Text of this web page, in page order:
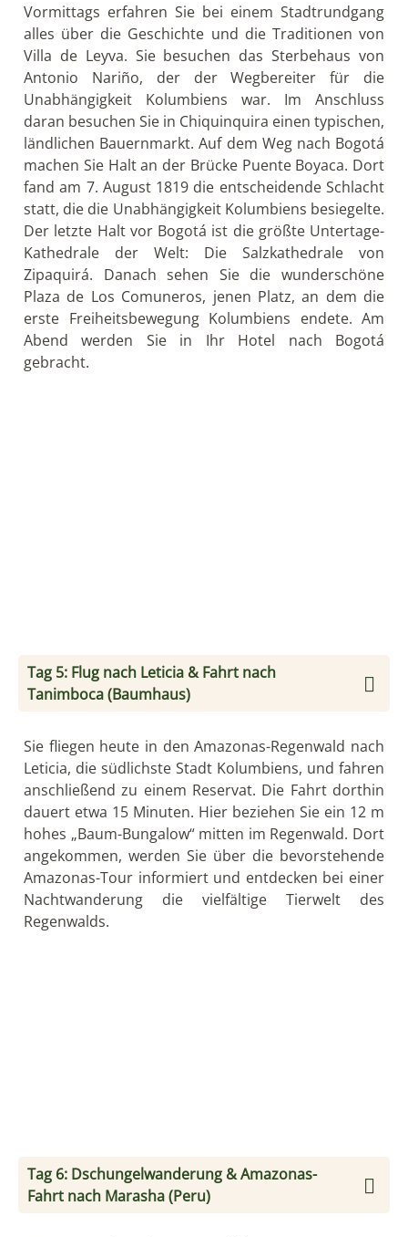
Vormittags erfahren Sie bei einem Stadtrundgang
alles über die Geschichte und die Traditionen von
Villa de Leyva. Sie besuchen das Sterbehaus von
Antonio Nariño, der der Wegbereiter für die
Unabhängigkeit Kolumbiens war. Im Anschluss
daran besuchen Sie in Chiquinquira einen typischen,
ländlichen Bauernmarkt. Auf dem Weg nach Bogotá
machen Sie Halt an der Brücke Puente Boyaca. Dort
fand am 7. August 1819 die entscheidende Schlacht
statt, die die Unabhängigkeit Kolumbiens besiegelte.
Der letzte Halt vor Bogotá ist die größte Untertage-
Kathedrale der Welt: Die Salzkathedrale von
Zipaquirá. Danach sehen Sie die wunderschöne
Plaza de Los Comuneros, jenen Platz, an dem die
erste Freiheitsbewegung Kolumbiens endete. Am
Abend werden Sie in Ihr Hotel nach Bogotá
gebracht.
Tag 5: Flug nach Leticia & Fahrt nach
Tanimboca (Baumhaus)
Sie fliegen heute in den Amazonas-Regenwald nach
Leticia, die südlichste Stadt Kolumbiens, und fahren
anschließend zu einem Reservat. Die Fahrt dorthin
dauert etwa 15 Minuten. Hier beziehen Sie ein 12 m
hohes „Baum-Bungalow“ mitten im Regenwald. Dort
angekommen, werden Sie über die bevorstehende
Amazonas-Tour informiert und entdecken bei einer
Nachtwanderung die vielfältige Tierwelt des
Regenwalds.
Tag 6: Dschungelwanderung & Amazonas-
Fahrt nach Marasha (Peru)